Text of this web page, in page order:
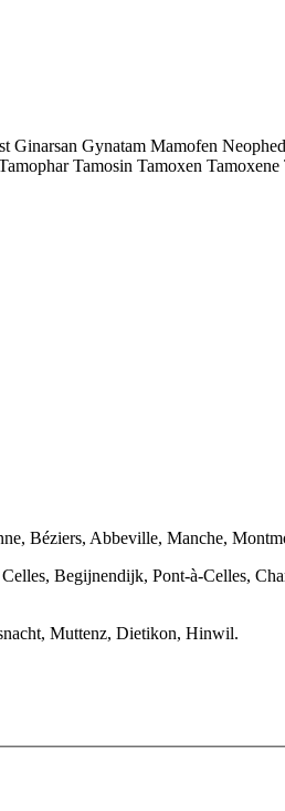
Ginarsan Gynatam Mamofen
Tamosin Tamoxen
Béziers, Abbeville, Manche,
Begijnendijk, Pont-à-Celles,
Muttenz, Dietikon, Hinwil.